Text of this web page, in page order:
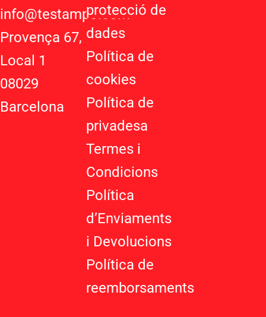
info@testampo.com
Provença 67,
Local 1
08029
Barcelona
protecció de
dades
Política de
cookies
Política de
privadesa
Termes i
Condicions
Política
d’Enviaments
i Devolucions
Política de
reemborsaments